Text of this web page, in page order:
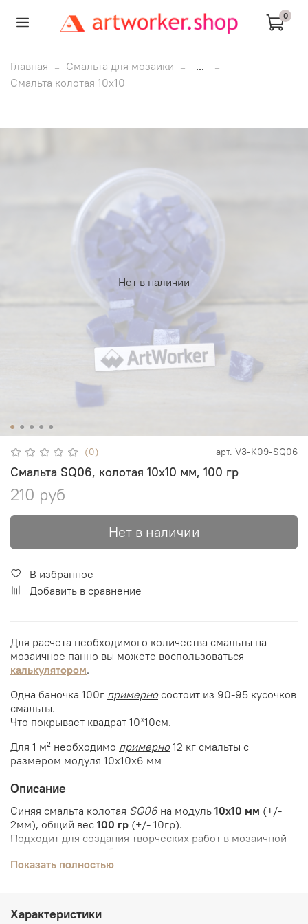
0
Главная Смальта для мозаики
...
Смальта колотая 10х10
Нет в наличии
(0) арт. V3-K09-SQ06
Смальта SQ06, колотая 10х10 мм, 100 гр
210 руб
Нет в наличии
В избранное
Добавить в сравнение
Для расчета необходимого количества смальты на
мозаичное панно вы можете воспользоваться
калькулятором.
Одна баночка 100г примерносостоит из 90-95 кусочков
смальты.
Что покрывает квадрат 10*10см.
Для 1 м² необходимо примерно 12 кг смальты с
размером модуля 10х10х6 мм
Описание
Синяя смальта колотая SQ06на модуль 10х10 мм (+/-
2мм), общий вес 100 гр (+/- 10гр).
Подходит для создания творческих работ в мозаичной
обучения.Удобная упаковка по 100 грамм идеальна для
Для создания мозаики
Показать полностью
Характеристики